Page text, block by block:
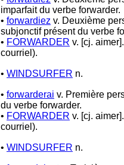
imparfait du verbe forwarder.
• forwardiez v. Deuxième
subjonctif présent du verbe
• FORWARDER v. [cj.
courriel).
• WINDSURFER n.
• forwarderai v. Première
du verbe forwarder.
• FORWARDER v. [cj.
courriel).
• WINDSURFER n.